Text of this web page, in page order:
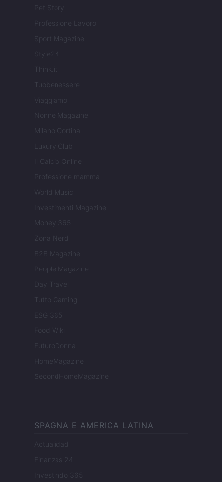
Pet Story
Professione Lavoro
Sport Magazine
Style24
Think.it
Tuobenessere
Viaggiamo
Nonne Magazine
Milano Cortina
Luxury Club
Il Calcio Online
Professione mamma
World Music
Investimenti Magazine
Money 365
Zona Nerd
B2B Magazine
People Magazine
Day Travel
Tutto Gaming
ESG 365
Food Wiki
FuturoDonna
HomeMagazine
SecondHomeMagazine
SPAGNA E AMERICA LATINA
Actualidad
Finanzas 24
Investindo 365